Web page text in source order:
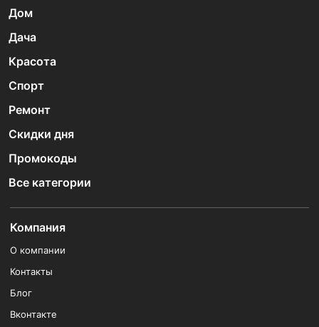
Дом
Дача
Красота
Спорт
Ремонт
Скидки дня
Промокоды
Все категории
Компания
О компании
Контакты
Блог
Вконтакте